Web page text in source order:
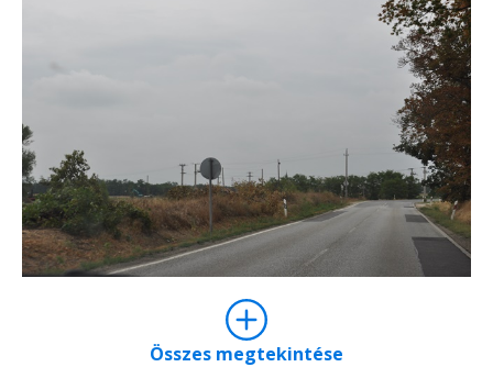
Összes megtekintése